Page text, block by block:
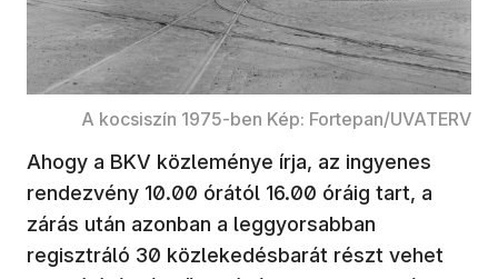
A kocsiszín 1975-ben Kép: Fortepan/UVATERV
Ahogy a BKV közleménye írja, az ingyenes
rendezvény 10.00 órától 16.00 óráig tart, a
zárás után azonban a leggyorsabban
regisztráló 30 közlekedésbarát részt vehet